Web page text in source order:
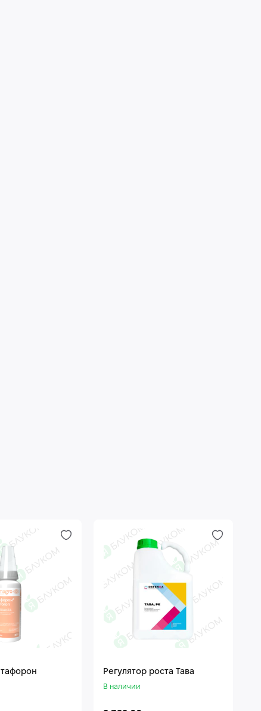
Регулятор роста Тава
В наличии